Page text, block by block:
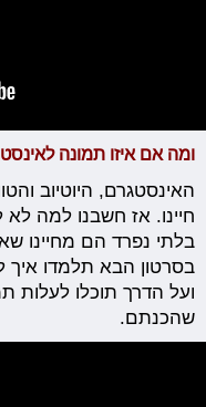
ומה אם איזו תמונה
האינסטגרם, היוטיוב
חיינו. אז חשבנו למה
בלתי נפרד הם מחיינו
בסרטון הבא תלמדו איך
ועל הדרך תוכלו לעלות
שהכנתם.